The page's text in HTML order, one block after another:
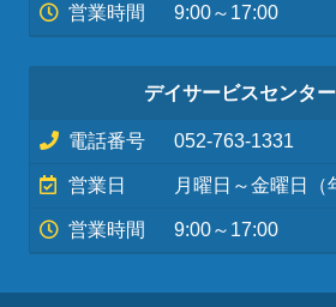
営業時間 9:00～17:00
デイサービスセンター
電話番号 052-763-1331
営業日 月曜日～金曜日（
営業時間 9:00～17:00